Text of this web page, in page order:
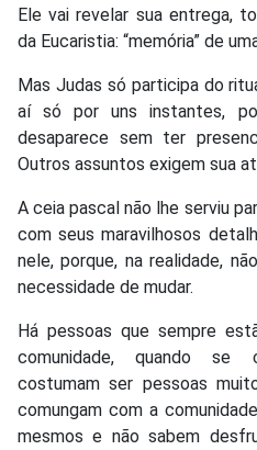
Ele vai revelar sua entrega,
da Eucaristia: “memória” de
Mas Judas só participa do
aí só por uns instantes,
desaparece sem ter
Outros assuntos exigem sua
A ceia pascal não lhe serviu
com seus maravilhosos
nele, porque, na realidade,
necessidade de mudar.
Há pessoas que sempre
comunidade, quando se
costumam ser pessoas
comungam com a
mesmos e não sabem